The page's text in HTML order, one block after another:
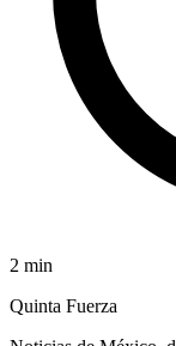
2 min
Quinta Fuerza